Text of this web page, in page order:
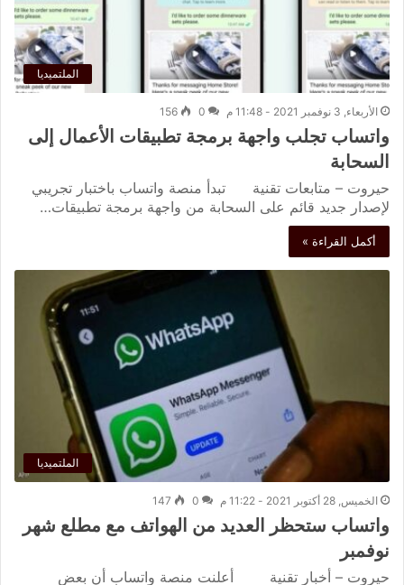
الملتميديا
الأربعاء, 3 نوفمبر 2021 - 11:48 م 0
156
واتساب تجلب واجهة برمجة تطبيقات الأعمال إلى
السحابة
حيروت – متابعات تقنية تبدأ منصة واتساب باختبار تجريبي
لإصدار جديد قائم على السحابة من واجهة برمجة تطبيقات…
أكمل القراءة »
الملتميديا
الخميس, 28 أكتوبر 2021 - 11:22 م 0
147
واتساب ستحظر العديد من الهواتف مع مطلع شهر
نوفمبر
حيروت – أخبار تقنية أعلنت منصة واتساب أن بعض